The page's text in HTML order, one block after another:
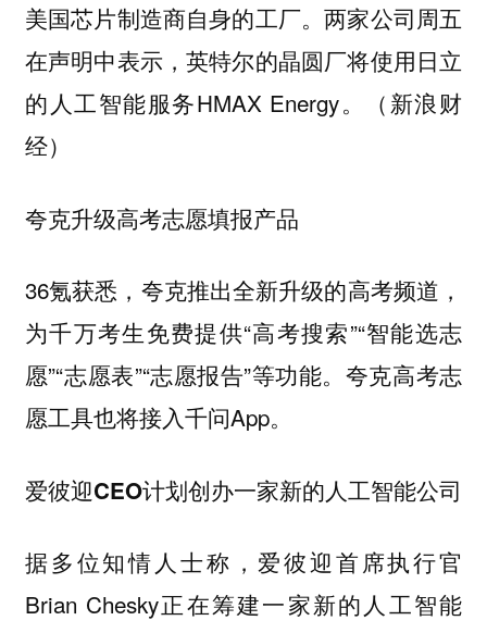
美国芯片制造商自身的工厂。两家公司周五
在声明中表示，英特尔的晶圆厂将使用日立
的人工智能服务HMAX Energy。（新浪财
经）
夸克升级高考志愿填报产品
36氪获悉，夸克推出全新升级的高考频道，
为千万考生免费提供“高考搜索”“智能选志
愿”“志愿表”“志愿报告”等功能。夸克高考志
愿工具也将接入千问App。
爱彼迎CEO计划创办一家新的人工智能公司
据多位知情人士称，爱彼迎首席执行官
Brian Chesky正在筹建一家新的人工智能